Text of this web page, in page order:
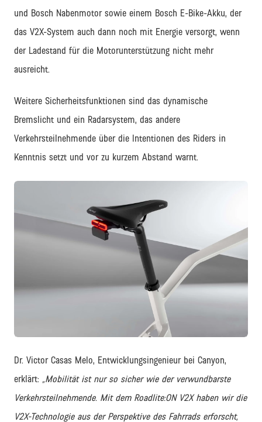
und Bosch Nabenmotor sowie einem Bosch E-Bike-Akku, der
das V2X-System auch dann noch mit Energie versorgt, wenn
der Ladestand für die Motorunterstützung nicht mehr
ausreicht.
Weitere Sicherheitsfunktionen sind das dynamische
Bremslicht und ein Radarsystem, das andere
Verkehrsteilnehmende über die Intentionen des Riders in
Kenntnis setzt und vor zu kurzem Abstand warnt.
Dr. Victor Casas Melo, Entwicklungsingenieur bei Canyon,
erklärt: „Mobilität ist nur so sicher wie der verwundbarste
Verkehrsteilnehmende. Mit dem Roadlite:ON V2X haben wir die
V2X-Technologie aus der Perspektive des Fahrrads erforscht,